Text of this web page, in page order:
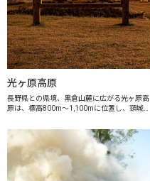
光ヶ原高原
長野県との県境、黒倉山麓に広がる光ヶ原高
原は、標高800m～1,100mに位置し、頸城平
気の良い日は、遠く佐渡、能登半島を望むこ
とができ、日本海に沈む夕日や上越...